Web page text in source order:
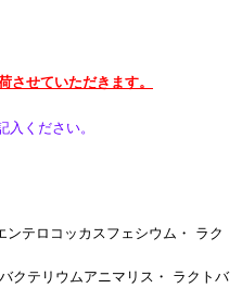
させていただきます。
ください。
ンテロコッカスフェシウム・ ラク
クテリウムアニマリス・ ラクトバ